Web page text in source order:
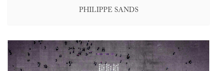
PHILIPPE SANDS